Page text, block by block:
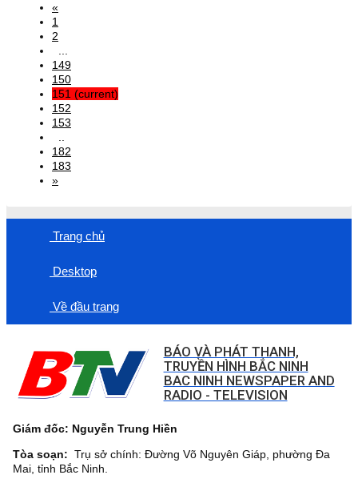
«
1
2
...
149
150
151 (current)
152
153
..
182
183
»
Trang chủ
Desktop
Về đầu trang
BÁO VÀ PHÁT THANH,
TRUYỀN HÌNH BẮC NINH
BAC NINH NEWSPAPER AND
RADIO - TELEVISION
Giám đốc: Nguyễn Trung Hiền
Tòa soạn: Trụ sở chính: Đường Võ Nguyên Giáp, phường Đa
Mai, tỉnh Bắc Ninh.